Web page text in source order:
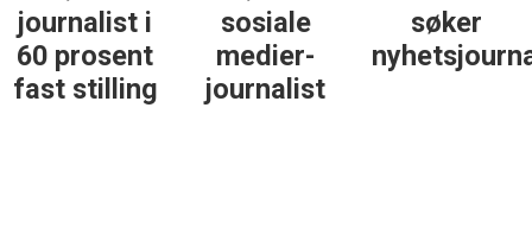
journalist i
60 prosent
fast stilling
sosiale
medier-
journalist
søker